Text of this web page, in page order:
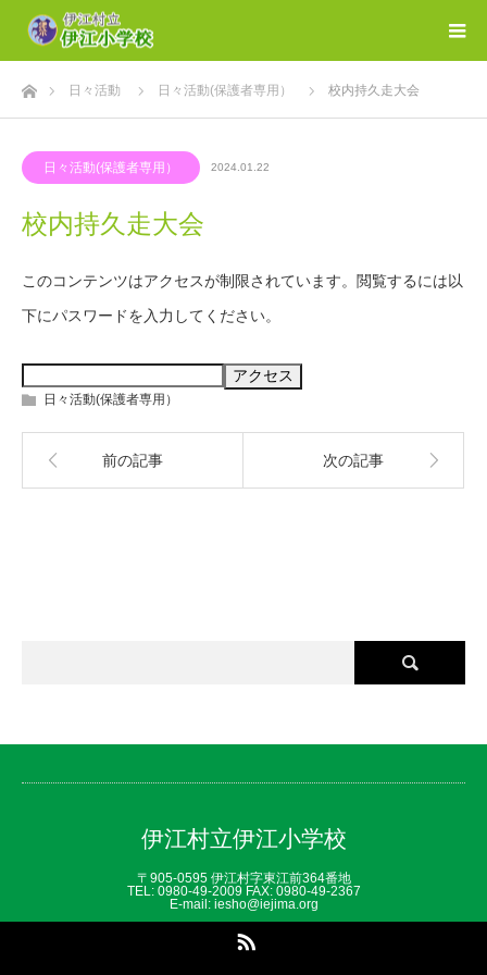
ホーム日々活動 日々活動(保護者専用） 校内持久走大会
日々活動(保護者専用） 2024.01.22
校内持久走大会
このコンテンツはアクセスが制限されています。閲覧するには以
下にパスワードを入力してください。
日々活動(保護者専用）
前の記事 次の記事
伊江村立伊江小学校
〒905-0595 伊江村字東江前364番地
TEL: 0980‐49‐2009 FAX: 0980‐49‐2367
E-mail: iesho@iejima.org